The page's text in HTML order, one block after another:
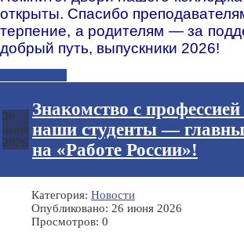
открыты. Спасибо
терпение, а родителям — за
добрый путь, выпускники 2026!
26
июня
2026
Знакомство с
наши студенты —
на «Работе России»!
Категория: Новости
Опубликовано: 26 июня 2026
Просмотров: 0